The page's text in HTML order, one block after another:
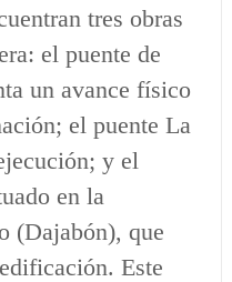
tres obras
el puente de
un avance físico
el puente La
y el
en la
(Dajabón), que
Este